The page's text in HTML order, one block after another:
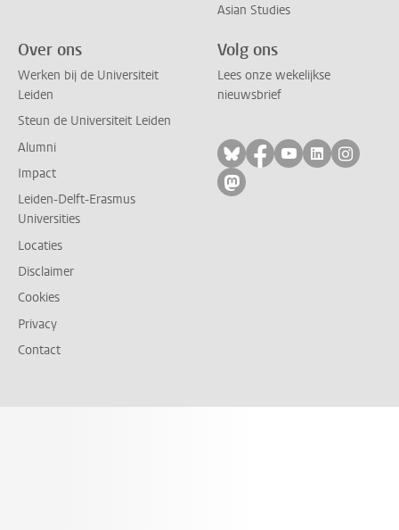
Asian Studies
Over ons
Werken bij de Universiteit
Leiden
Steun de Universiteit Leiden
Alumni
Impact
Leiden-Delft-Erasmus
Universities
Locaties
Disclaimer
Cookies
Privacy
Contact
Volg ons
Lees onze wekelijkse
nieuwsbrief
Volg ons op bluesky
Volg ons op
Volg ons op
Volg ons
Volg
Volg ons op mastodon